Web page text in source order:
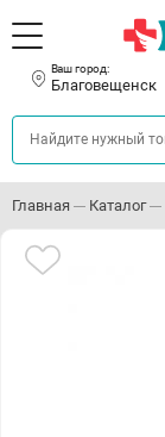
Ваш город:
Благовещенск
Главная Каталог